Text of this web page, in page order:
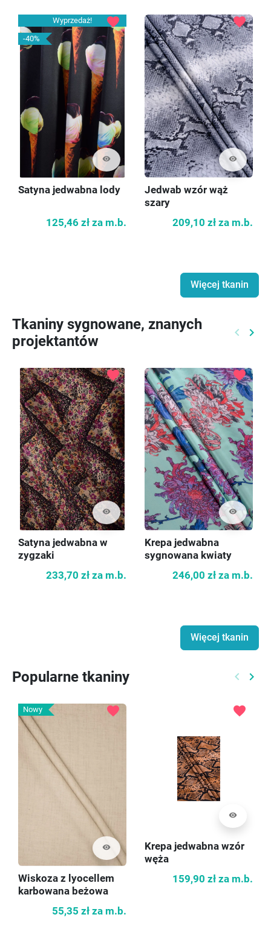
Wyprzedaż!
-40%
visibility
favorite
Satyna jedwabna lody
125,46 zł za m.b.
visibility
favorite
Jedwab wzór wąż
szary
209,10 zł za m.b.
Więcej tkanin
Tkaniny sygnowane, znanych
projektantów
keyboard_arrow_left keyboard_arrow_right
visibility
favorite
Satyna jedwabna w
zygzaki
233,70 zł za m.b.
visibility
favorite
Krepa jedwabna
sygnowana kwiaty
246,00 zł za m.b.
Więcej tkanin
Popularne tkaniny keyboard_arrow_left keyboard_arrow_right
Nowy
visibility
favorite
Wiskoza z lyocellem
karbowana beżowa
55,35 zł za m.b.
visibility
favorite
Krepa jedwabna wzór